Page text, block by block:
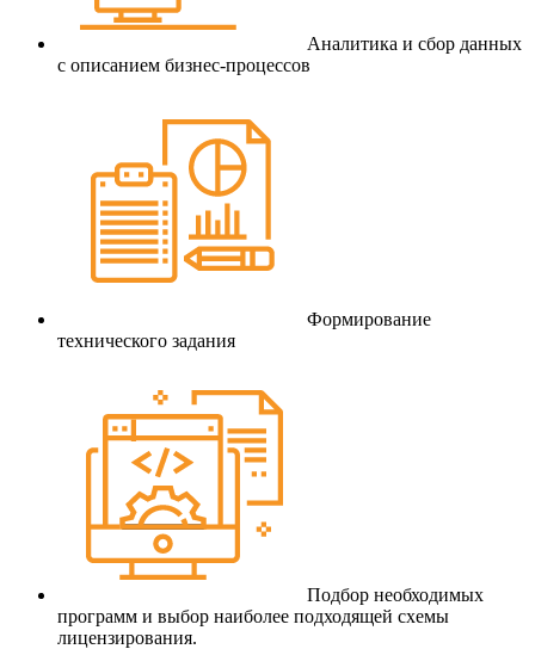
Аналитика и сбор данных
с описанием бизнес-процессов
Формирование
технического задания
Подбор необходимых
программ и выбор наиболее подходящей схемы
лицензирования.